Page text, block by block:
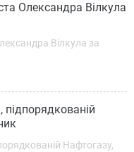
Олександра Вілкула
Вілкула за
підпорядкованій
Нафтогазу,